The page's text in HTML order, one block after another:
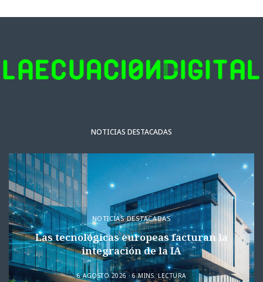
NOTICIAS DESTACADAS
NOTICIAS DESTACADAS
Las tecnológicas europeas facturan la
integración de la IA
6 AGOSTO 2026 6 MINS. LECTURA